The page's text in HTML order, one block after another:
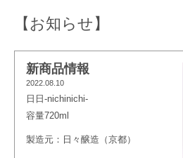
【お知らせ】
新商品情報
2022.08.10
日日-nichinichi-
容量720ml
製造元：日々醸造（京都）